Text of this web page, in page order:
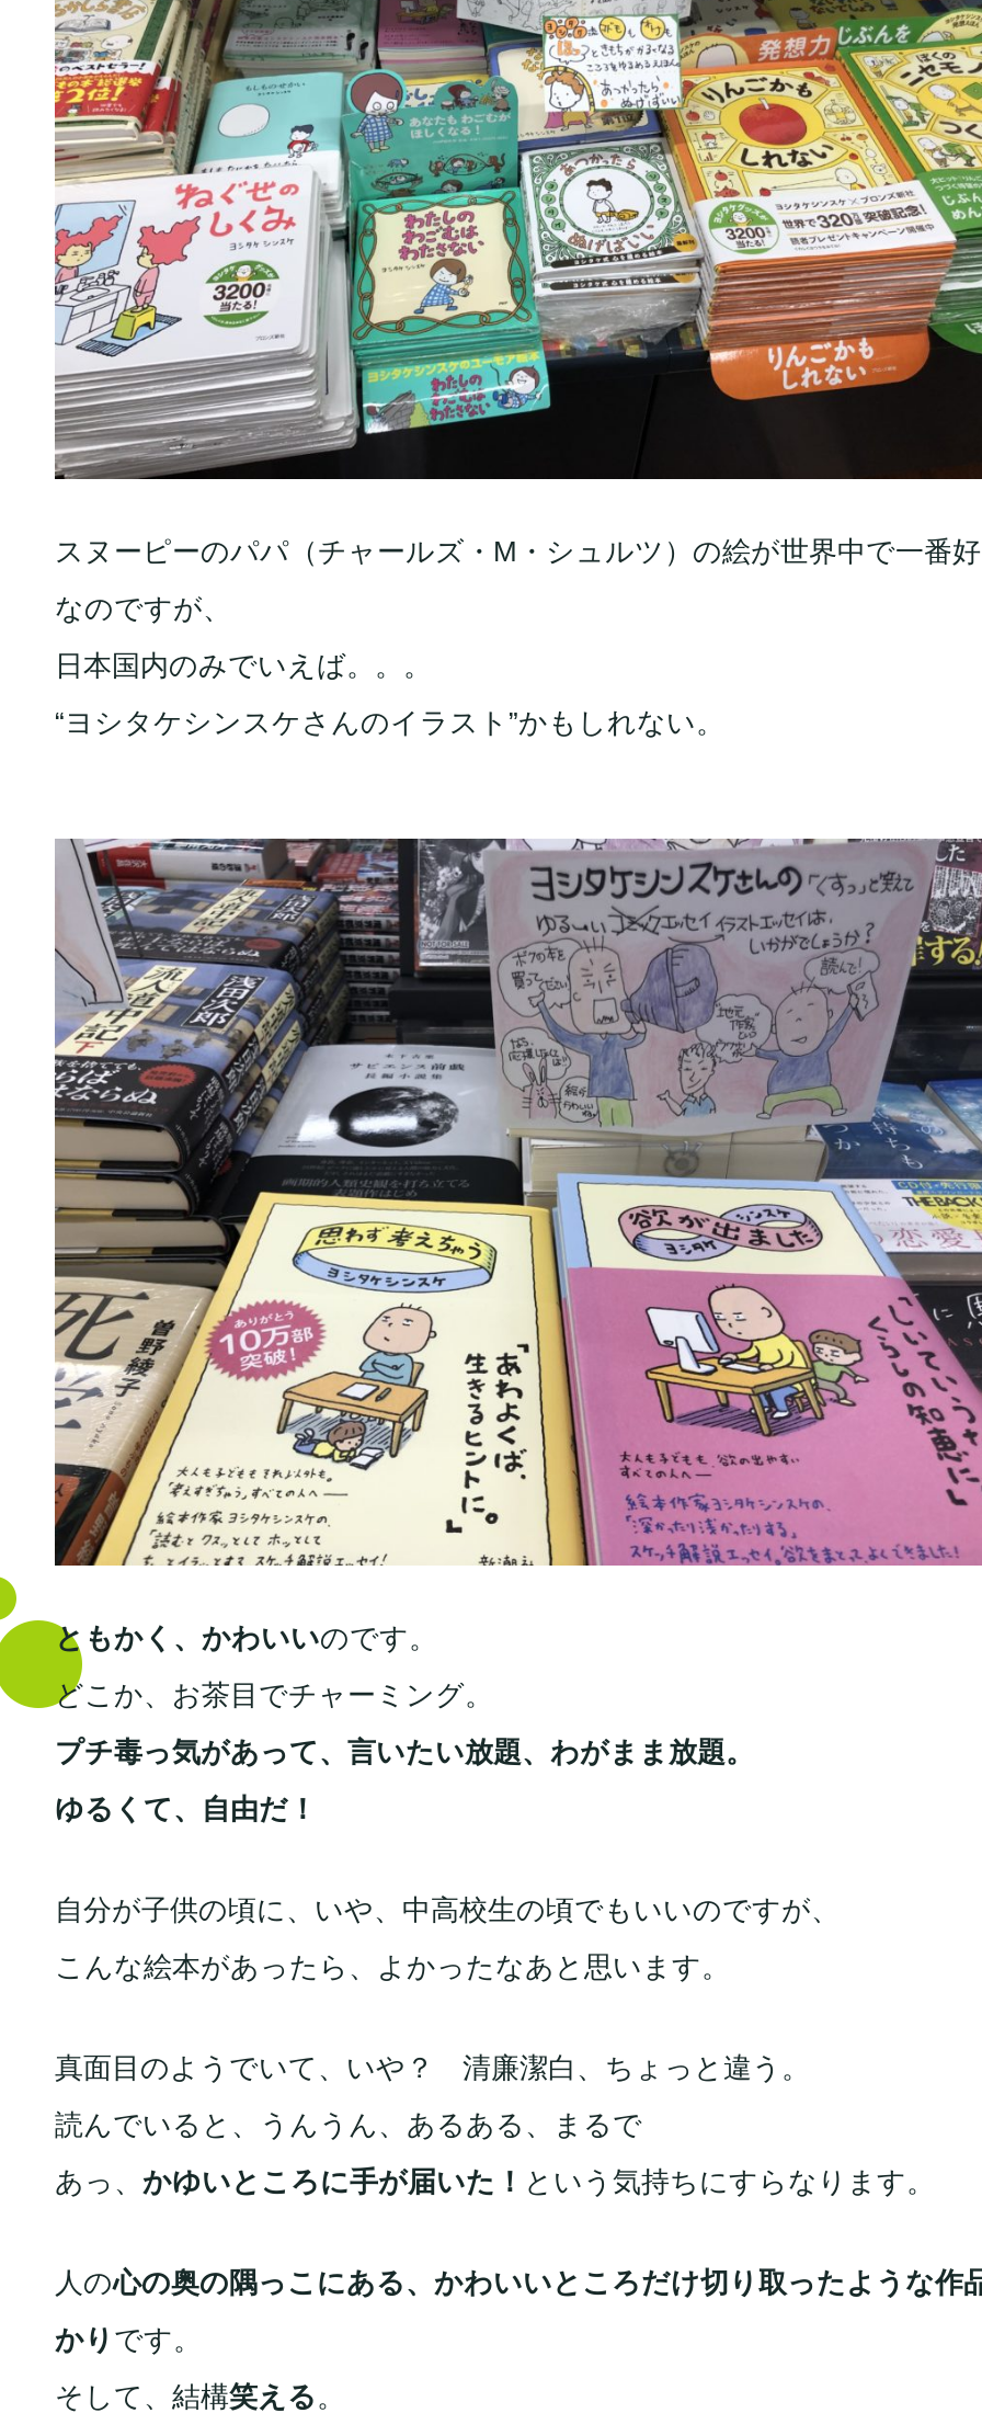
スヌーピーのパパ（チャールズ・M・シュルツ）の絵が世界中で一番
なのですが、
日本国内のみでいえば。。。
“ヨシタケシンスケさんのイラスト”かもしれない。
ともかく、かわいいのです。
どこか、お茶目でチャーミング。
プチ毒っ気があって、言いたい放題、わがまま放題。
ゆるくて、自由だ！
自分が子供の頃に、いや、中高校生の頃でもいいのですが、
こんな絵本があったら、よかったなあと思います。
真面目のようでいて、いや？ 清廉潔白、ちょっと違う。
読んでいると、うんうん、あるある、まるで
あっ、 かゆいところに手が届いた！ という気持ちにすらなります。
人の心の奥の隅っこにある、かわいいところだけ切り取ったような作
かり です。
そして、結構笑える。